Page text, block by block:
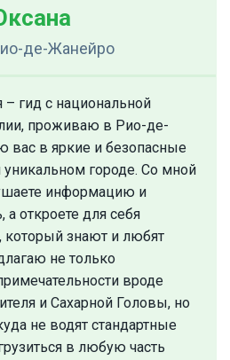
де-Жанейро
– гид с национальной
проживаю в Рио-де-
в яркие и безопасные
городе. Со мной
информацию и
а откроете для себя
который знают и любят
не только
вроде
и Сахарной Головы, но
не водят стандартные
в любую часть